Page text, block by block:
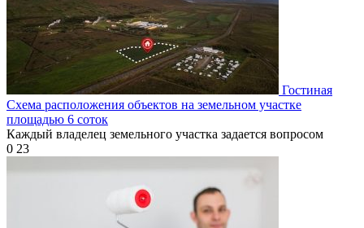
Гостиная
Схема расположения объектов на земельном участке
площадью 6 соток
Каждый владелец земельного участка задается вопросом
0 23